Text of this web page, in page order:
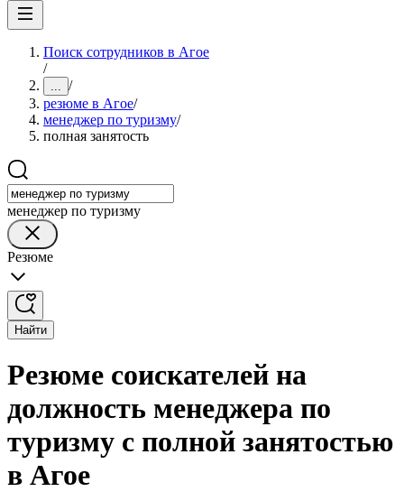
Поиск сотрудников в Агое
/
... /
резюме в Агое/
менеджер по туризму/
полная занятость
менеджер по туризму
Резюме
Найти
Резюме соискателей на
должность менеджера по
туризму с полной занятостью
в Агое